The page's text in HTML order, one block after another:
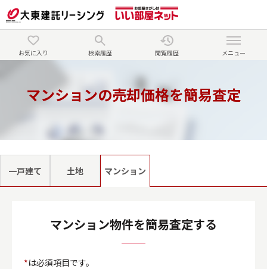
お気に入り 検索履歴 閲覧履歴 メニュー
マンションの売却価格を簡易査定
一戸建て 土地 マンション
マンション物件を簡易査定する
*は必須項目です。